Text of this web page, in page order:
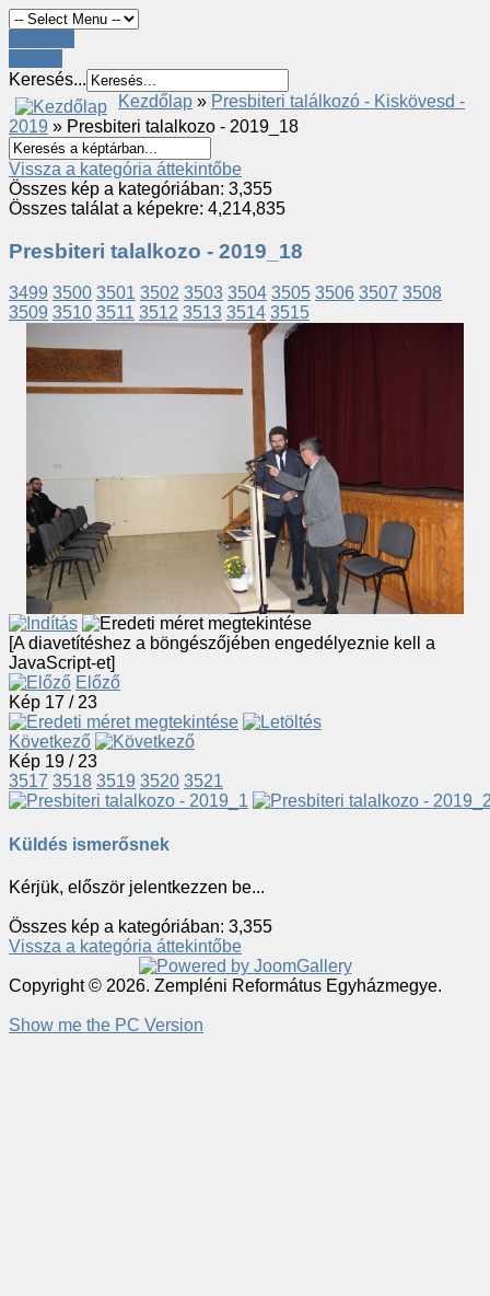
Keresés...
Kezdőlap » Presbiteri találkozó - Kiskövesd -
2019 » Presbiteri talalkozo - 2019_18
Vissza a kategória áttekintőbe
Összes kép a kategóriában: 3,355
Összes találat a képekre: 4,214,835
Presbiteri talalkozo - 2019_18
3499 3500 3501 3502 3503 3504 3505 3506 3507 3508
3509 3510 3511 3512 3513 3514 3515
[A diavetítéshez a böngészőjében engedélyeznie kell a
JavaScript-et]
Előző
Kép 17 / 23
Következő
Kép 19 / 23
3517 3518 3519 3520 3521
Küldés ismerősnek
Kérjük, először jelentkezzen be...
Összes kép a kategóriában: 3,355
Vissza a kategória áttekintőbe
Copyright © 2026. Zempléni Református Egyházmegye.
Show me the PC Version